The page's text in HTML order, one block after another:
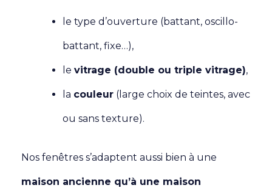
le type d’ouverture (battant, oscillo-
battant, fixe…),
le vitrage (double ou triple vitrage),
la couleur (large choix de teintes, avec
ou sans texture).
Nos fenêtres s’adaptent aussi bien à une
maison ancienne qu’à une maison